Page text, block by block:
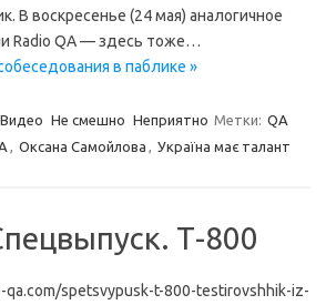
В воскресенье (24 мая) аналогичное
Radio QA — здесь тоже…
в паблике »
Видео Не смешно Неприятно Метки: QA
, Оксана Самойлова , Україна має талант
Т-800
spetsvypusk-t-800-testirovshhik-iz-